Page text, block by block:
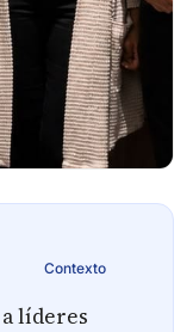
Contexto
líderes